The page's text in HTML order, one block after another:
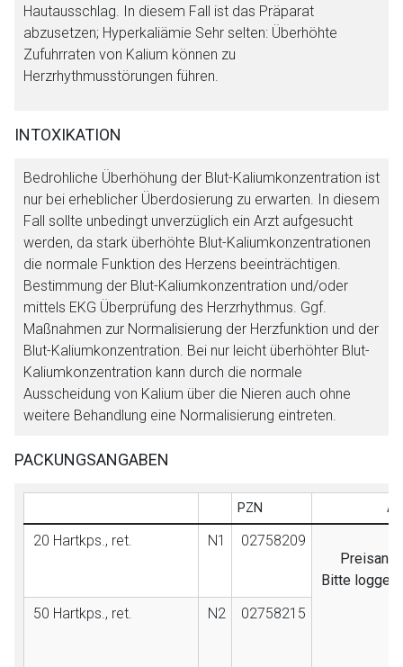
Hautausschlag. In diesem Fall ist das Präparat
abzusetzen; Hyperkaliämie Sehr selten: Überhöhte
Zufuhrraten von Kalium können zu
Herzrhythmusstörungen führen.
INTOXIKATION
Bedrohliche Überhöhung der Blut-Kaliumkonzentration ist
nur bei erheblicher Überdosierung zu erwarten. In diesem
Fall sollte unbedingt unverzüglich ein Arzt aufgesucht
werden, da stark überhöhte Blut-Kaliumkonzentrationen
die normale Funktion des Herzens beeinträchtigen.
Bestimmung der Blut-Kaliumkonzentration und/oder
mittels EKG Überprüfung des Herzrhythmus. Ggf.
Maßnahmen zur Normalisierung der Herzfunktion und der
Blut-Kaliumkonzentration. Bei nur leicht überhöhter Blut-
Kaliumkonzentration kann durch die normale
Ausscheidung von Kalium über die Nieren auch ohne
weitere Behandlung eine Normalisierung eintreten.
PACKUNGSANGABEN
PZN
20 Hartkps., ret. N1
02758209
Bitte loggen
50 Hartkps., ret.
N2 02758215